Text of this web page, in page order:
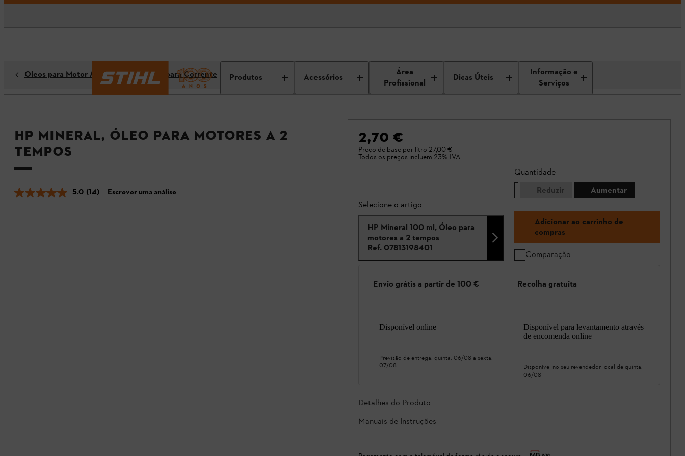
Produtos Acessórios
Área
Profissional
Dicas Úteis
Informação e
Serviços
Óleos para Motor / Óleos lubrificantes para Corrente
HP Mineral, Óleo para motores a 2
tempos
5.0 (14) Escrever uma análise
2,70 €
Preço de base por litro 27,00 €
Todos os preços incluem 23% IVA.
Selecione o artigo
HP Mineral 100 ml, Óleo para
motores a 2 tempos
Ref. 07813198401
Quantidade
Reduzir
Aumentar
Adicionar ao carrinho de
compras
Comparação
Envio grátis a partir de 100 €
Disponível online
Previsão de entrega: quinta, 06/08 a sexta,
07/08
Recolha gratuita
Disponível para levantamento através
de encomenda online
Disponível no seu revendedor local de quinta,
06/08
Detalhes do Produto
Manuais de Instruções